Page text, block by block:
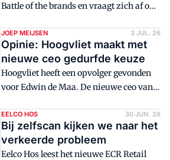
Battle of the brands en vraagt zich af op
Gaat dat tussen A-merken onderling of
met private label?
JOEP MEIJSEN 3 JUL. 26
Opinie: Hoogvliet maakt met
nieuwe ceo gedurfde keuze
Hoogvliet heeft een opvolger gevonden
voor Edwin de Maa. De nieuwe ceo van
Goezinne aan als nieuwe ceo. Een
gedurfde keuze, vindt senior redacteur
Joep Meijsen van Distrifood.
EELCO HOS 30 JUN. 26
Bij zelfscan kijken we naar het
verkeerde probleem
Eelco Hos leest het nieuwe ECR Retail